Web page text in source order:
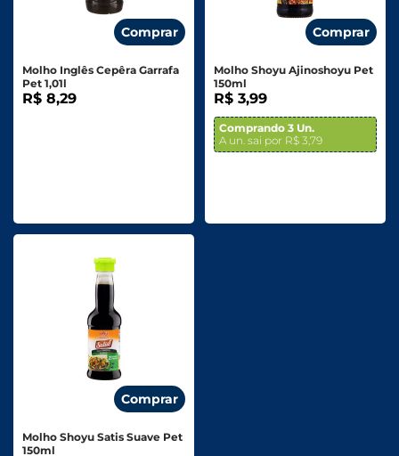
Comprar
Molho Inglês Cepêra Garrafa
Pet 1,01l
R$ 8,29
Comprar
Molho Shoyu Ajinoshoyu Pet
150ml
R$ 3,99
Comprando 3 Un.
A un. sai por R$ 3,79
Comprar
Molho Shoyu Satis Suave Pet
150ml